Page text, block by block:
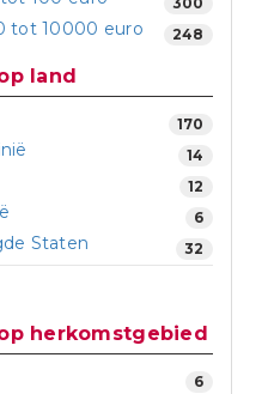
tot 10000 euro 248
land
170
14
12
6
Staten 32
herkomstgebied
6